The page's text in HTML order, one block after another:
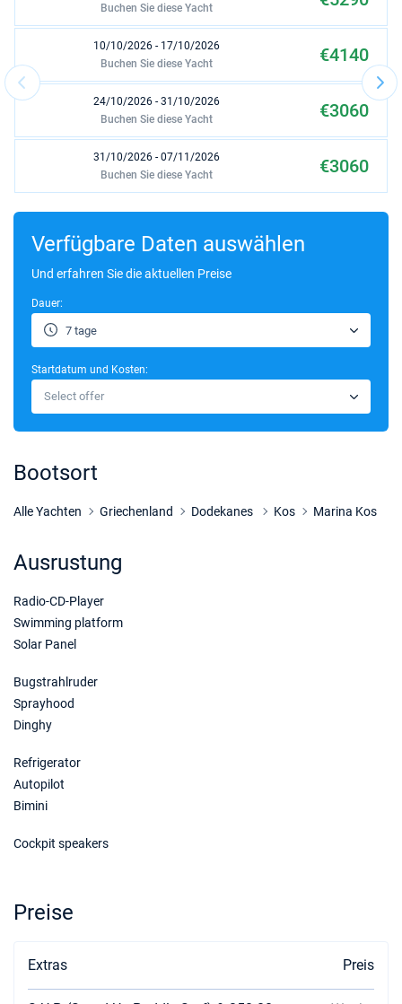
Buchen Sie diese Yacht
10/10/2026 - 17/10/2026 €4140
Buchen Sie diese Yacht
24/10/2026 - 31/10/2026 €3060
Buchen Sie diese Yacht
31/10/2026 - 07/11/2026 €3060
Buchen Sie diese Yacht
07/11/2026 - 14/11/2026
Verfügbare Daten auswählen
Und erfahren Sie die aktuellen Preise
Dauer:
7 tage
Startdatum und Kosten:
Select offer
Bootsort
Alle Yachten Griechenland Dodekanes Kos Marina Kos
Ausrustung
Radio-CD-Player
Swimming platform
Solar Panel
Bugstrahlruder
Sprayhood
Dinghy
Refrigerator
Autopilot
Bimini
Cockpit speakers
Preise
Extras Preis